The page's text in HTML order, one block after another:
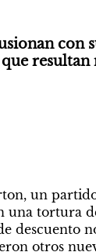
con
un
tortura
descuento
otros